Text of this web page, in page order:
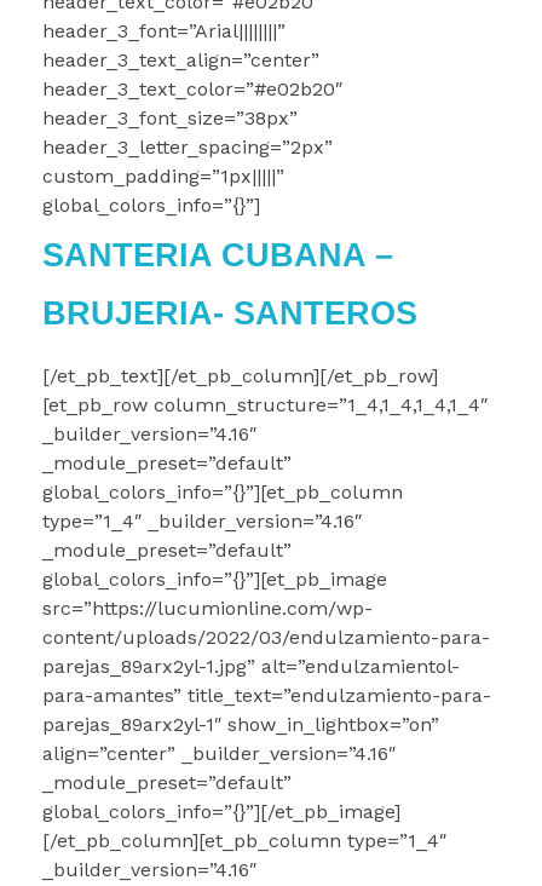
header_3_font=”Arial||||||||”
header_3_text_align=”center”
header_3_text_color=”#e02b20″
header_3_font_size=”38px”
header_3_letter_spacing=”2px”
custom_padding=”1px|||||”
global_colors_info=”{}”]
SANTERIA CUBANA –
BRUJERIA- SANTEROS
[/et_pb_text][/et_pb_column][/et_pb_row]
[et_pb_row column_structure=”1_4,1_4,1_4,1_4″
_builder_version=”4.16″
_module_preset=”default”
global_colors_info=”{}”][et_pb_column
type=”1_4″ _builder_version=”4.16″
_module_preset=”default”
global_colors_info=”{}”][et_pb_image
src=”https://lucumionline.com/wp-
content/uploads/2022/03/endulzamiento-para-
parejas_89arx2yl-1.jpg” alt=”endulzamientol-
para-amantes” title_text=”endulzamiento-para-
parejas_89arx2yl-1″ show_in_lightbox=”on”
align=”center” _builder_version=”4.16″
_module_preset=”default”
global_colors_info=”{}”][/et_pb_image]
[/et_pb_column][et_pb_column type=”1_4″
_builder_version=”4.16″